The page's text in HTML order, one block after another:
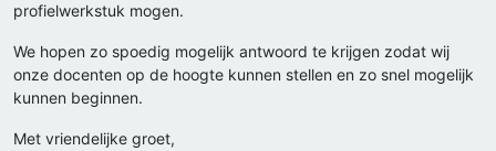
profielwerkstuk mogen.
We hopen zo spoedig mogelijk antwoord te krijgen zodat wij
onze docenten op de hoogte kunnen stellen en zo snel mogelijk
kunnen beginnen.
Met vriendelijke groet,